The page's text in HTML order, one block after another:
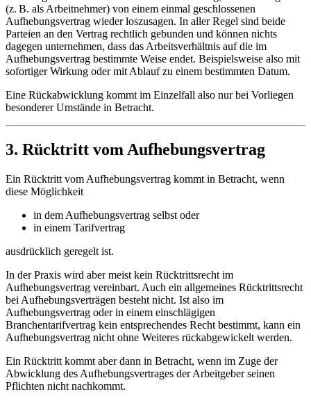
(z. B. als Arbeitnehmer) von einem einmal geschlossenen
Aufhebungsvertrag wieder loszusagen. In aller Regel sind beide
Parteien an den Vertrag rechtlich gebunden und können nichts
dagegen unternehmen, dass das Arbeitsverhältnis auf die im
Aufhebungsvertrag bestimmte Weise endet. Beispielsweise also mit
sofortiger Wirkung oder mit Ablauf zu einem bestimmten Datum.
Eine Rückabwicklung kommt im Einzelfall also nur bei Vorliegen
besonderer Umstände in Betracht.
3. Rücktritt vom Aufhebungsvertrag
Ein Rücktritt vom Aufhebungsvertrag kommt in Betracht, wenn
diese Möglichkeit
in dem Aufhebungsvertrag selbst oder
in einem Tarifvertrag
ausdrücklich geregelt ist.
In der Praxis wird aber meist kein Rücktrittsrecht im
Aufhebungsvertrag vereinbart. Auch ein allgemeines Rücktrittsrecht
bei Aufhebungsverträgen besteht nicht. Ist also im
Aufhebungsvertrag oder in einem einschlägigen
Branchentarifvertrag kein entsprechendes Recht bestimmt, kann ein
Aufhebungsvertrag nicht ohne Weiteres rückabgewickelt werden.
Ein Rücktritt kommt aber dann in Betracht, wenn im Zuge der
Abwicklung des Aufhebungsvertrages der Arbeitgeber seinen
Pflichten nicht nachkommt.